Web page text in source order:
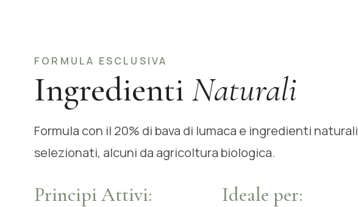
FORMULA ESCLUSIVA
Ingredienti Naturali
Formula con il 20% di bava di lumaca e ingredienti naturali
selezionati, alcuni da agricoltura biologica.
Principi Attivi: Ideale per: